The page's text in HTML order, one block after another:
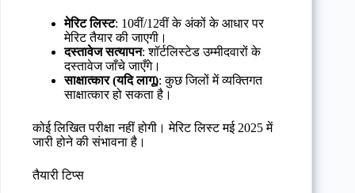
मेरिट लिस्ट: 10वीं/12वीं के अंकों के आधार पर
मेरिट तैयार की जाएगी।
दस्तावेज सत्यापन: शॉर्टलिस्टेड उम्मीदवारों के
दस्तावेज जाँचे जाएँगे।
साक्षात्कार (यदि लागू): कुछ जिलों में व्यक्तिगत
साक्षात्कार हो सकता है।
कोई लिखित परीक्षा नहीं होगी। मेरिट लिस्ट मई 2025 में
जारी होने की संभावना है।
तैयारी टिप्स